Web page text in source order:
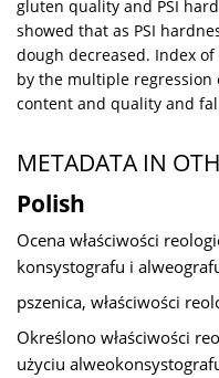
gluten quality and PSI
showed that as PSI
dough decreased. Index
by the multiple
content and quality and
METADATA IN
Polish
Ocena właściwości
konsystografu i
pszenica, właściwości
Określono właściwości
użyciu